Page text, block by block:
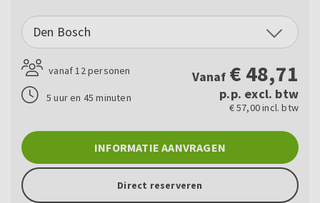
Den Bosch
vanaf 12 personen
5 uur en 45 minuten
Vanaf € 48,71
p.p. excl. btw
€ 57,00 incl. btw
INFORMATIE AANVRAGEN
Direct reserveren